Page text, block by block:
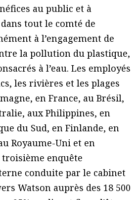
au public et à
tout le comté de
à l’engagement de
la pollution du plastique,
à l’eau. Les employés
les rivières et les plages
en France, au Brésil,
aux Philippines, en
du Sud, en Finlande, en
Royaume-Uni et en
enquête
conduite par le cabinet
Watson auprès des 18 500